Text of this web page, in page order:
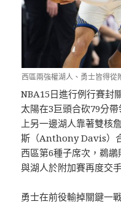
西區兩強權湖人、勇士皆得從
NBA15日進行例行賽封
太陽在3巨頭合砍79分
上另一邊湖人靠著雙核
斯（Anthony Davis）
西區第6種子席次，鵜
與湖人於附加賽再度交
勇士在前役輸掉關鍵一